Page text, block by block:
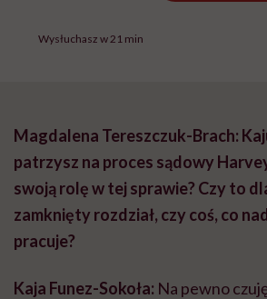
Wysłuchasz w 21 min
Magdalena Tereszczuk-Brach:
patrzysz na proces sądowy
swoją rolę w tej sprawie? Czy to
zamknięty rozdział, czy coś, co
pracuje?
Kaja Funez-Sokoła: Na pewno